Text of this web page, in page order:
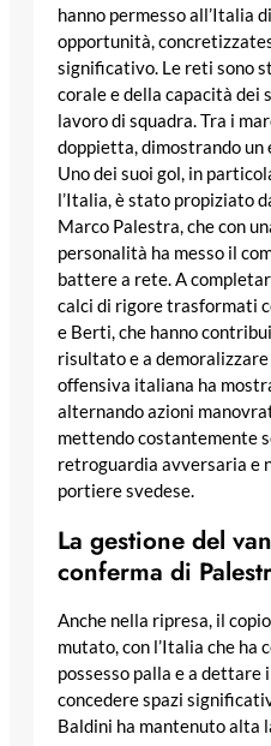
hanno permesso all’Italia
opportunità,
significativo. Le reti sono
corale e della capacità dei
lavoro di squadra. Tra i
doppietta, dimostrando un
Uno dei suoi gol, in
l’Italia, è stato propiziato
Marco Palestra, che con
personalità ha messo il
battere a rete. A
calci di rigore trasformati
e Berti, che hanno
risultato e a
offensiva italiana ha
alternando azioni
mettendo costantemente
retroguardia avversaria e
portiere svedese.
La gestione del
conferma di
Anche nella ripresa, il
mutato, con l’Italia che ha
possesso palla e a dettare
concedere spazi
Baldini ha mantenuto alta